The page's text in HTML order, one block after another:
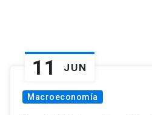
11 JUN
Macroeconomía